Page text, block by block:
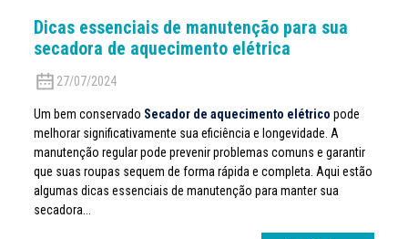
Dicas essenciais de manutenção para sua
secadora de aquecimento elétrica
27/07/2024
Um bem conservado Secador de aquecimento elétrico pode
melhorar significativamente sua eficiência e longevidade. A
manutenção regular pode prevenir problemas comuns e garantir
que suas roupas sequem de forma rápida e completa. Aqui estão
algumas dicas essenciais de manutenção para manter sua
secadora...